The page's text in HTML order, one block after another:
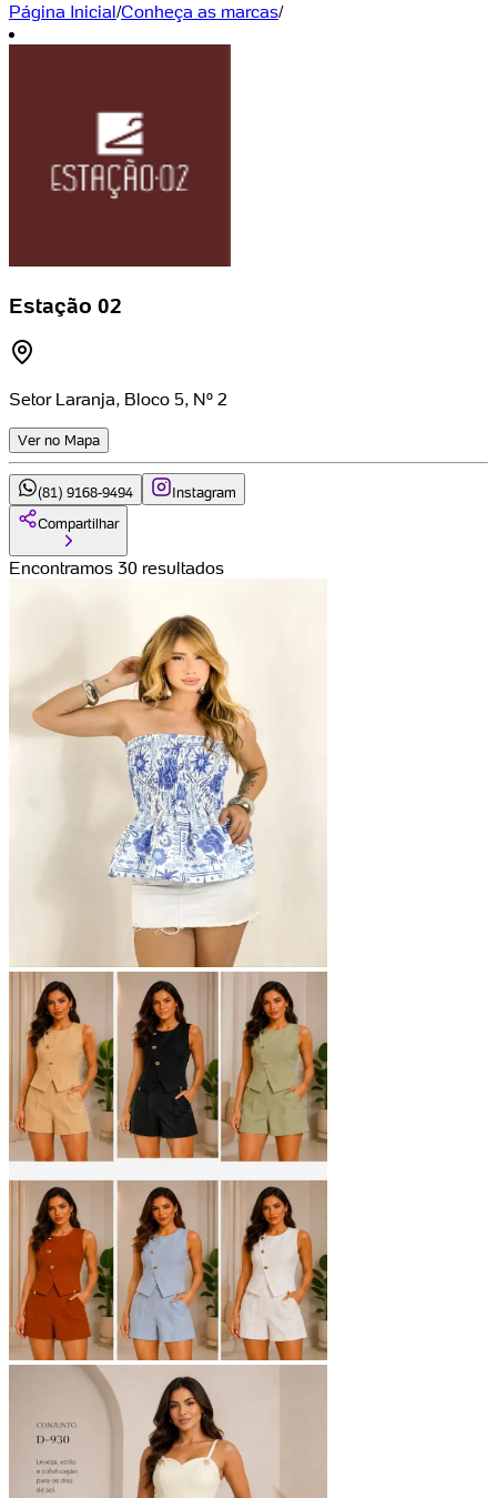
Página Inicial/Conheça as marcas/
Estação 02
Setor Laranja, Bloco 5, Nº 2
Ver no Mapa
(81) 9168-9494
Instagram
Compartilhar
Encontramos 30 resultados